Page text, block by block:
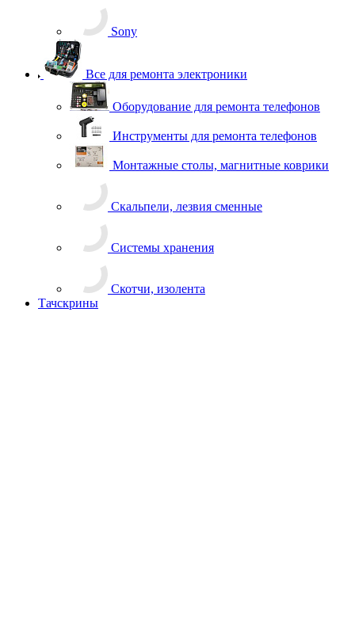
Sony
Все для ремонта электроники
Оборудование для ремонта телефонов
Инструменты для ремонта телефонов
Монтажные столы, магнитные коврики
Скальпели, лезвия сменные
Системы хранения
Скотчи, изолента
Тачскрины